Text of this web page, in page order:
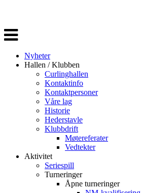
Veksle
navigasjon
Nyheter
Hallen / Klubben
Curlinghallen
Kontaktinfo
Kontaktpersoner
Våre lag
Historie
Hederstavle
Klubbdrift
Møtereferater
Vedtekter
Aktivitet
Seriespill
Turneringer
Åpne turneringer